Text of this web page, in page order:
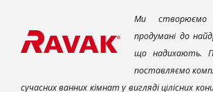
Ми створюємо
продумані до
що надихають.
поставляємо
сучасних ванних кімнат у вигляді цілісних